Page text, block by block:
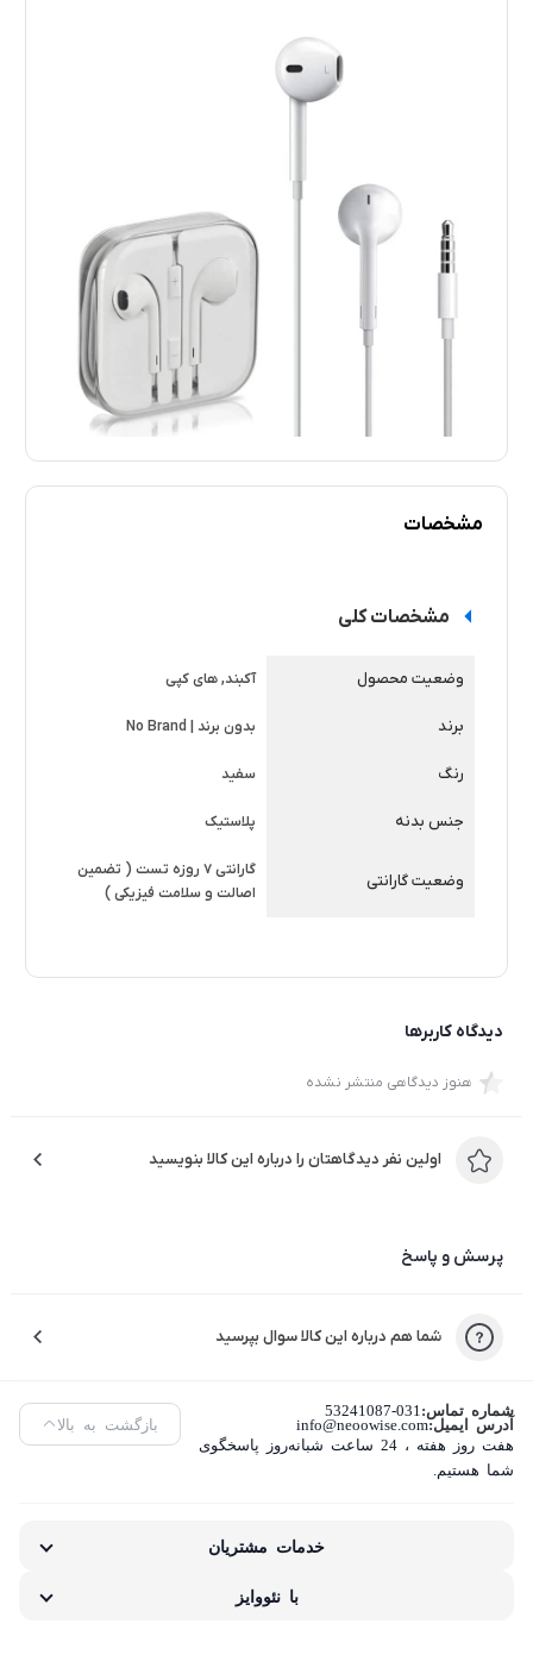
مشخصات
مشخصات کلی
وضعیت محصول آکبند, های کپی
برند بدون برند | No Brand
رنگ سفید
جنس بدنه پلاستیک
وضعیت گارانتی
گارانتی 7 روزه تست ( تضمین
اصالت و سلامت فیزیکی )
دیدگاه کاربرها
هنوز دیدگاهی منتشر نشده
اولین نفر دیدگاهتان را درباره این کالا بنویسید
پرسش و پاسخ
شما هم درباره این کالا سوال بپرسید
شماره تماس: 53241087-031
آدرس ایمیل:info@neoowise.com
هفت روز هفته ، 24 ساعت شبانه‌روز پاسخگوی
شما هستیم.
بازگشت به بالا
خدمات مشتریان
با نئووایز